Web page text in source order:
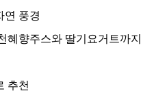
연 풍경
혜향주스와 딸기요거트까지
추천